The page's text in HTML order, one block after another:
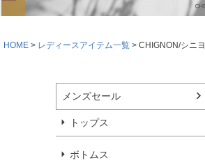
HOME レディースアイテム一覧 CHIGNON/シ
メンズセール
トップス
ボトムス